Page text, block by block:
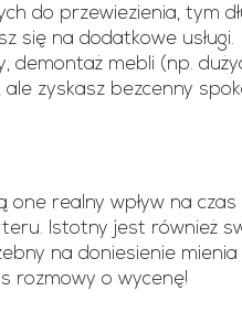
do przewiezienia, tym
się na dodatkowe usługi.
mebli (np.
ale zyskasz bezcenny
one realny wpływ na
Istotny jest również
na doniesienie mienia
rozmowy o wycenę!